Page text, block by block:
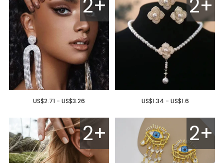
2+
US$1.34 - US$1.6
2+
US$2.71 - US$3.26
2+
2+